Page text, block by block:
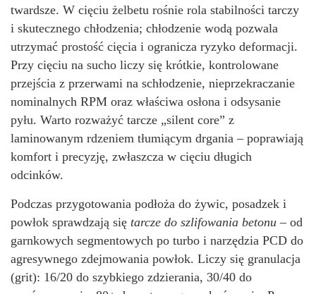
twardsze. W cięciu żelbetu rośnie rola stabilności tarczy
i skutecznego chłodzenia; chłodzenie wodą pozwala
utrzymać prostość cięcia i ogranicza ryzyko deformacji.
Przy cięciu na sucho liczy się krótkie, kontrolowane
przejścia z przerwami na schłodzenie, nieprzekraczanie
nominalnych RPM oraz właściwa osłona i odsysanie
pyłu. Warto rozważyć tarcze „silent core” z
laminowanym rdzeniem tłumiącym drgania – poprawiają
komfort i precyzję, zwłaszcza w cięciu długich
odcinków.
Podczas przygotowania podłoża do żywic, posadzek i
powłok sprawdzają się tarcze do szlifowania betonu – od
garnkowych segmentowych po turbo i narzędzia PCD do
agresywnego zdejmowania powłok. Liczy się granulacja
(grit): 16/20 do szybkiego zdzierania, 30/40 do